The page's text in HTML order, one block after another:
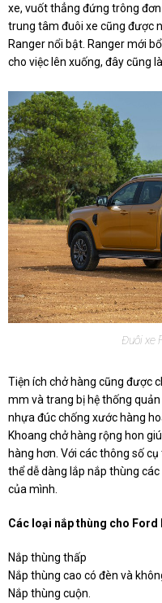
xe, vuốt thẳng đứng trông
trung tâm đuôi xe cũng được
Ranger nổi bật. Ranger mới
cho việc lên xuống, đây cũng
Đuôi xe
Tiện ích chở hàng cũng được
mm và trang bị hệ thống
nhựa đúc chống xước hàng
Khoang chở hàng rộng hon
hàng hơn. Với các thông số
thể dễ dàng lắp nắp thùng
của mình.
Các loại nắp thùng cho Ford
Nắp thùng thấp
Nắp thùng cao có đèn và
Nắp thùng cuộn.